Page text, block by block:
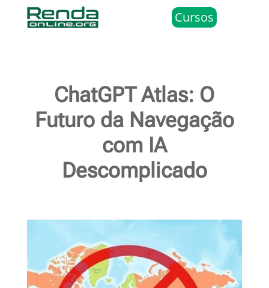
Cursos
ChatGPT Atlas: O
Futuro da Navegação
com IA
Descomplicado